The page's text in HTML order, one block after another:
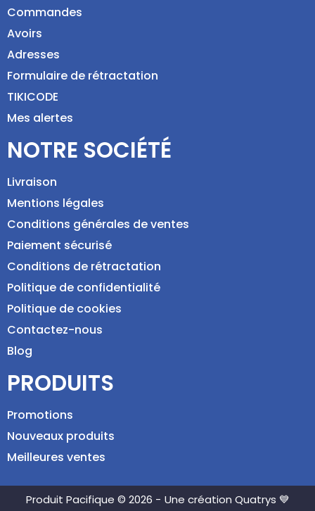
Commandes
Avoirs
Adresses
Formulaire de rétractation
TIKICODE
Mes alertes
NOTRE SOCIÉTÉ
Livraison
Mentions légales
Conditions générales de ventes
Paiement sécurisé
Conditions de rétractation
Politique de confidentialité
Politique de cookies
Contactez-nous
Blog
PRODUITS
Promotions
Nouveaux produits
Meilleures ventes
Produit Pacifique © 2026 - Une création Quatrys 💙